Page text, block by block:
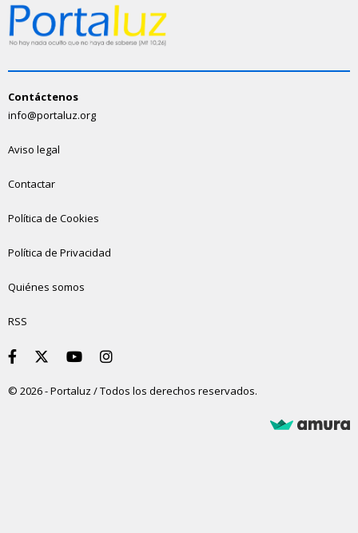
Contáctenos
info@portaluz.org
Aviso legal
Contactar
Política de Cookies
Política de Privacidad
Quiénes somos
RSS
© 2026 - Portaluz / Todos los derechos reservados.